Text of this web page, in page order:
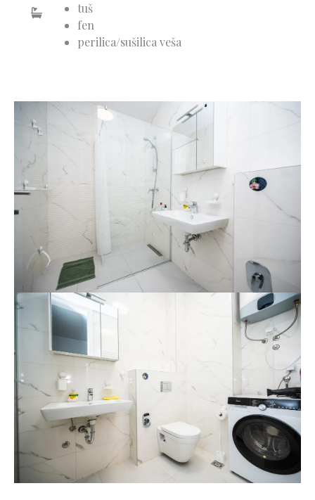
tuš
fen
perilica/sušilica veša